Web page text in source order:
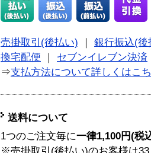
売掛取引(後払い)
銀行振込(後
換宅配便
セブンイレブン決済
⇒支払方法について詳しくはこ
送料について
1つのご注文毎に一律1,100円(税